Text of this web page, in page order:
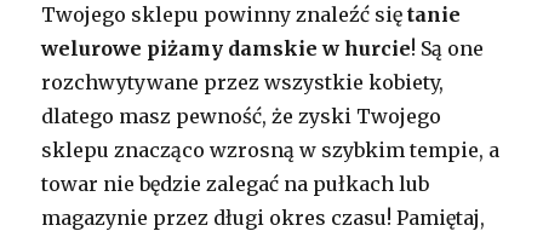
Twojego sklepu powinny znaleźć siętanie
welurowe piżamy damskie w hurcie! Są one
rozchwytywane przez wszystkie kobiety,
dlatego masz pewność, że zyski Twojego
sklepu znacząco wzrosną w szybkim tempie, a
towar nie będzie zalegać na pułkach lub
magazynie przez długi okres czasu! Pamiętaj,